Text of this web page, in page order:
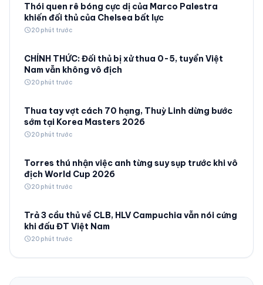
Thói quen rê bóng cực dị của Marco Palestra
khiến đối thủ của Chelsea bất lực
schedule20 phút trước
CHÍNH THỨC: Đối thủ bị xử thua 0-5, tuyển Việt
Nam vẫn không vô địch
schedule20 phút trước
Thua tay vợt cách 70 hạng, Thuỳ Linh dừng bước
sớm tại Korea Masters 2026
schedule20 phút trước
Torres thú nhận việc anh từng suy sụp trước khi vô
địch World Cup 2026
schedule20 phút trước
Trả 3 cầu thủ về CLB, HLV Campuchia vẫn nói cứng
khi đấu ĐT Việt Nam
schedule20 phút trước